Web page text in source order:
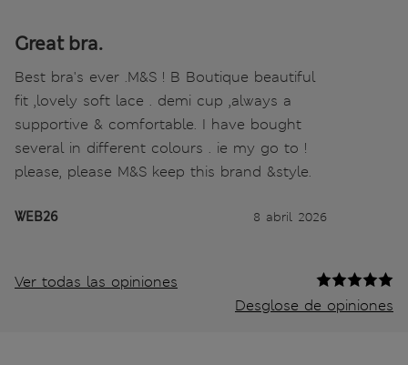
Great bra.
Best bra's ever .M&S ! B Boutique beautiful
fit ,lovely soft lace . demi cup ,always a
supportive & comfortable. I have bought
several in different colours . ie my go to !
please, please M&S keep this brand &style.
WEB26 8 abril 2026
Ver todas las opiniones
Desglose de opiniones